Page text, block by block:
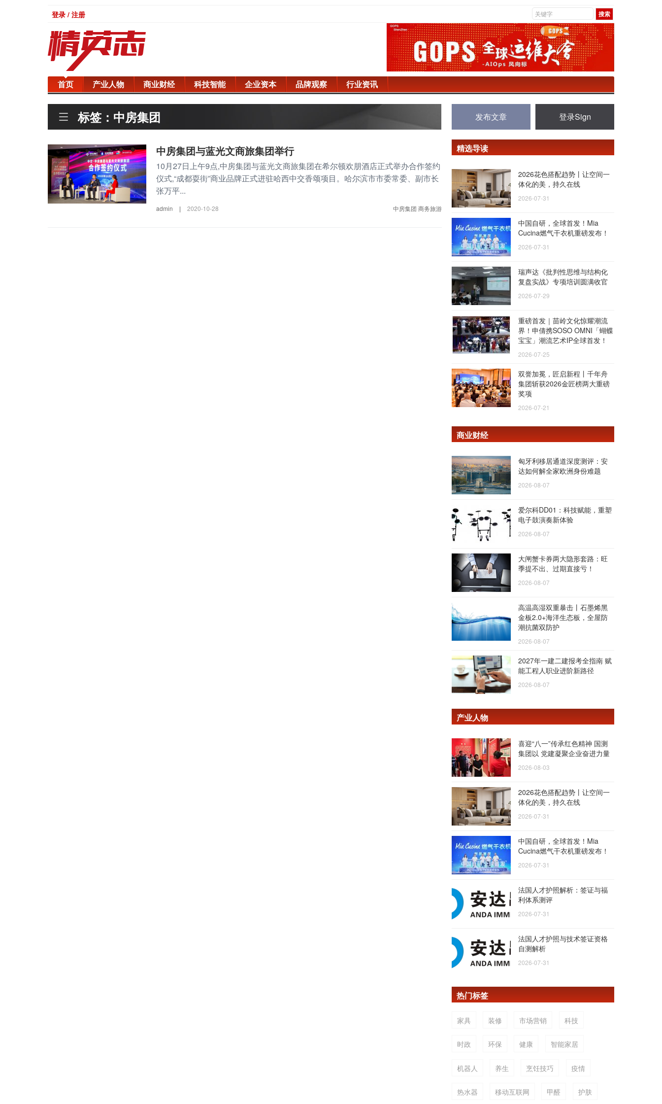
登录 / 注册
首页 产业人物 商业财经 科技智能 企业资本 品牌观察 行业资讯
标签：中房集团
中房集团与蓝光文商旅集团举行
10月27日上午9点,中房集团与蓝光文商旅集团在希尔顿欢朋酒店正式举办合作签约
仪式,“成都耍街”商业品牌正式进驻哈西中交香颂项目。哈尔滨市市委常委、副市长
张万平...
admin | 2020-10-28 中房集团 商务旅游
发布文章 登录Sign
精选导读
2026花色搭配趋势丨让空间一
体化的美，持久在线
2026-07-31
中国自研，全球首发！Mia
Cucina燃气干衣机重磅发布！
2026-07-31
瑞声达《批判性思维与结构化
复盘实战》专项培训圆满收官
2026-07-29
重磅首发｜苗岭文化惊耀潮流
界！申倩携SOSO OMNI「蝴蝶
宝宝」潮流艺术IP全球首发！
2026-07-25
双誉加冕，匠启新程丨千年舟
集团斩获2026金匠榜两大重磅
奖项
2026-07-21
商业财经
匈牙利移居通道深度测评：安
达如何解全家欧洲身份难题
2026-08-07
爱尔科DD01：科技赋能，重塑
电子鼓演奏新体验
2026-08-07
大闸蟹卡券两大隐形套路：旺
季提不出、过期直接亏！
2026-08-07
高温高湿双重暴击丨石墨烯黑
金板2.0+海洋生态板，全屋防
潮抗菌双防护
2026-08-07
2027年一建二建报考全指南 赋
能工程人职业进阶新路径
2026-08-07
产业人物
喜迎“八一”传承红色精神 国测
集团以 党建凝聚企业奋进力量
2026-08-03
2026花色搭配趋势丨让空间一
体化的美，持久在线
2026-07-31
中国自研，全球首发！Mia
Cucina燃气干衣机重磅发布！
2026-07-31
法国人才护照解析：签证与福
利体系测评
2026-07-31
法国人才护照与技术签证资格
自测解析
2026-07-31
热门标签
家具 装修 市场营销 科技
时政 环保 健康 智能家居
机器人 养生 烹饪技巧 疫情
热水器 移动互联网 甲醛 护肤